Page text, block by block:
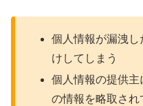
個人情報が漏洩
けしてしまう
個人情報の提供
の情報を略取され